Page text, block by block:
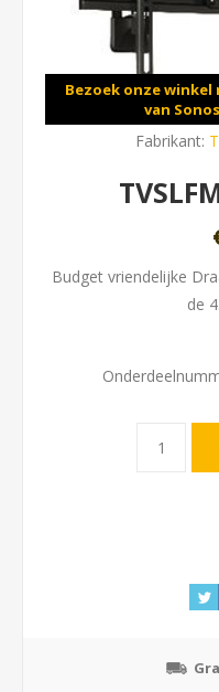
Bezoek onze winkel
van
Fabrikant:
Budget vriendelijke
de